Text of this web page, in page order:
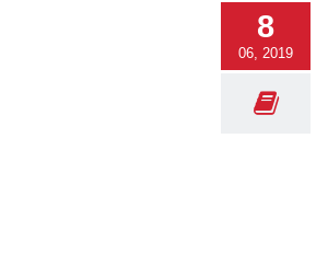
8
06, 2019